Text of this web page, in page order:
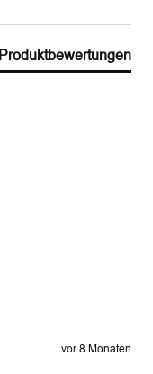
Produktbewertungen
vor 8 Monaten